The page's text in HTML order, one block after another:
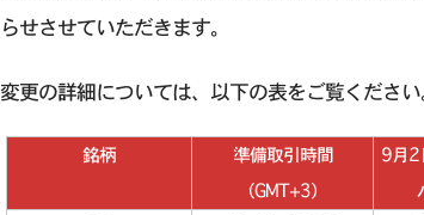
らせさせていただきます。
変更の詳細については、以下の表をご覧ください
銘柄
準備取引時間
（GMT+3）
9月2